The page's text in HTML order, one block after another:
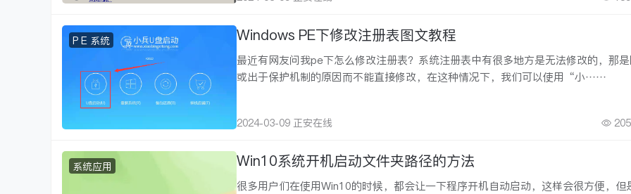
P E 系统 Windows PE下修改注册表图文教程
最近有网友问我pe下怎么修改注册表？系统注册表中有很多地方是无法修改的，那
或出于保护机制的原因而不能直接修改，在这种情况下，我们可以使用“小……
2024-03-09 正安在线 205
系统应用 Win10系统开机启动文件夹路径的方法
很多用户们在使用Win10的时候，都会让一下程序开机自动启动，这样会很方便，但